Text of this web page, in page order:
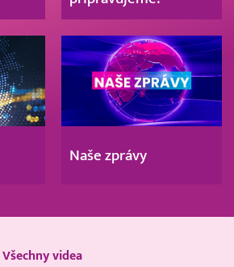
Naše zprávy
Všechny videa